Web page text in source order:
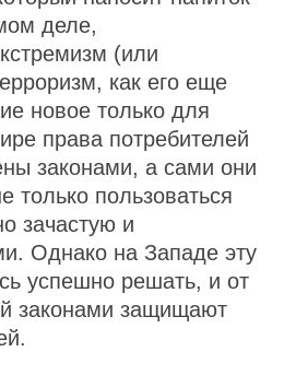
деле,
(или
как его еще
новое только для
права потребителей
законами, а сами они
только пользоваться
зачастую и
Однако на Западе эту
успешно решать, и от
законами защищают